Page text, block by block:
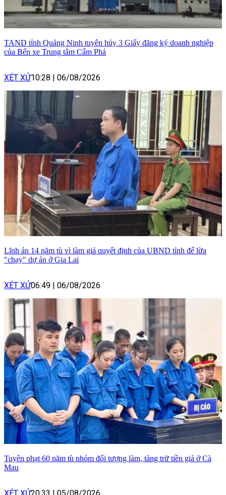
TAND tỉnh Quảng Ninh tuyên hủy 3 Giấy đăng ký doanh nghiệp
của Bến xe Trung tâm Cẩm Phả
XÉT XỬ10:28 | 06/08/2026
Lĩnh án 14 năm tù vì làm giả quyết định của UBND tỉnh để lừa
"chạy" dự án ở Gia Lai
XÉT XỬ06:49 | 06/08/2026
Tuyên phạt 60 năm tù nhóm đối tượng làm, tàng trữ tiền giả ở Cà
Mau